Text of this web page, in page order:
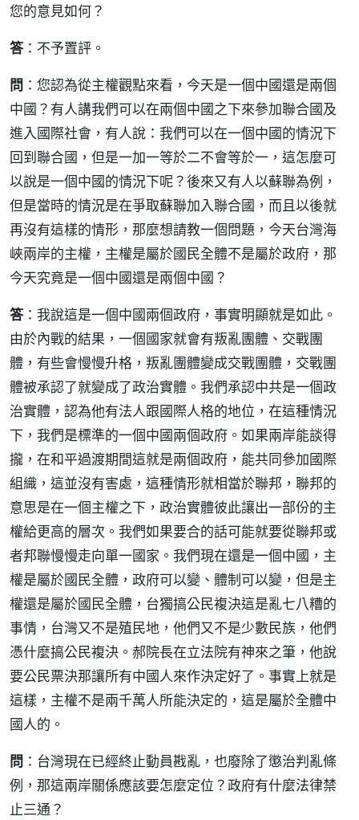
您的意見如何？
答：不予置評。
問 ：您認為從主權觀點來看，今天是一個中國還是兩個
中國？有人講我們可以在兩個中國之下來參加聯合國及
進入國際社會，有人說：我們可以在一個中國的情況下
回到聯合國，但是一加一等於二不會等於一，這怎麼可
以說是一個中國的情況下呢？後來又有人以蘇聯為例，
但是當時的情況是在爭取蘇聯加入聯合國，而且以後就
再沒有這樣的情形，那麼想請教一個問題，今天台灣海
峽兩岸的主權，主權是屬於國民全體不是屬於政府，那
今天究竟是一個中國還是兩個中國？
答：我說這是一個中國兩個政府，事實明顯就是如此。
由於內戰的結果，一個國家就會有叛亂團體、交戰團
體，有些會慢慢升格，叛亂團體變成交戰團體，交戰團
體被承認了就變成了政治實體。我們承認中共是一個政
治實體，認為他有法人跟國際人格的地位，在這種情況
下，我們是標準的一個中國兩個政府。如果兩岸能談得
攏，在和平過渡期間這就是兩個政府，能共同參加國際
組織，這並沒有害處，這種情形就相當於聯邦，聯邦的
意思是在一個主權之下，政治實體彼此讓出一部份的主
權給更高的層次。我們如果要合的話可能就要從聯邦或
者邦聯慢慢走向單一國家。我們現在還是一個中國，主
權是屬於國民全體，政府可以變、體制可以變，但是主
權還是屬於國民全體，台獨搞公民複決這是亂七八糟的
事情，台灣又不是殖民地，他們又不是少數民族，他們
憑什麼搞公民複決。郝院長在立法院有神來之筆，他說
要公民票決那讓所有中國人來作決定好了。事實上就是
這樣，主權不是兩千萬人所能決定的，這是屬於全體中
國人的。
問 ：台灣現在已經終止動員戡亂，也廢除了懲治判亂條
例，那這兩岸關係應該要怎麼定位？政府有什麼法律禁
止三通？